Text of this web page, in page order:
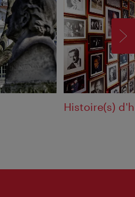
Histoire(s)